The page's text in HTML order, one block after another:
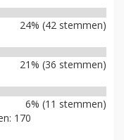
24% (42 stemmen)
21% (36 stemmen)
6% (11 stemmen)
170